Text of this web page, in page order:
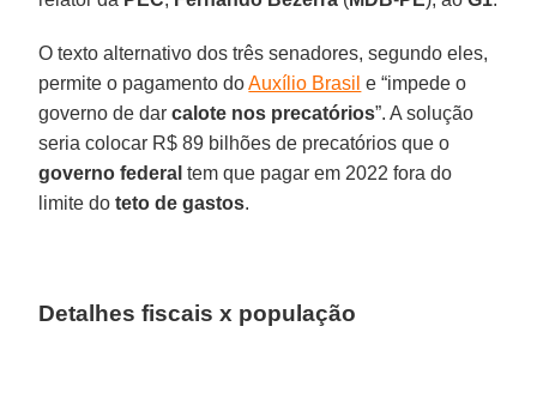
O texto alternativo dos três senadores, segundo eles,
permite o pagamento doAuxílio Brasil e “impede o
governo de darcalote nos precatórios”. A solução
seria colocar R$ 89 bilhões de precatórios que o
governo federal tem que pagar em 2022 fora do
limite doteto de gastos.
Detalhes fiscais x população